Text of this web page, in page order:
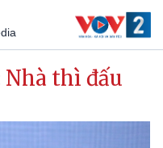
Nhà thì đấu